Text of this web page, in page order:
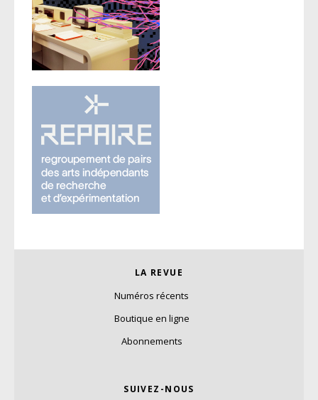
LA REVUE
Numéros récents
Boutique en ligne
Abonnements
SUIVEZ-NOUS